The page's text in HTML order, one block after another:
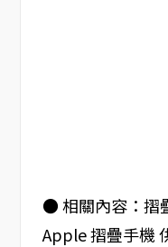
● 相關內容：摺
Apple 摺疊手機